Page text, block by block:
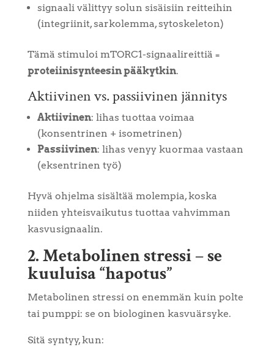
signaali välittyy solun sisäisiin reitteihin
(integriinit, sarkolemma, sytoskeleton)
Tämä stimuloi mTORC1-signaalireittiä =
proteiinisynteesin pääkytkin.
Aktiivinen vs. passiivinen jännitys
Aktiivinen: lihas tuottaa voimaa
(konsentrinen + isometrinen)
Passiivinen: lihas venyy kuormaa vastaan
(eksentrinen työ)
Hyvä ohjelma sisältää molempia, koska
niiden yhteisvaikutus tuottaa vahvimman
kasvusignaalin.
2. Metabolinen stressi – se
kuuluisa “hapotus”
Metabolinen stressi on enemmän kuin polte
tai pumppi: se on biologinen kasvuärsyke.
Sitä syntyy, kun: